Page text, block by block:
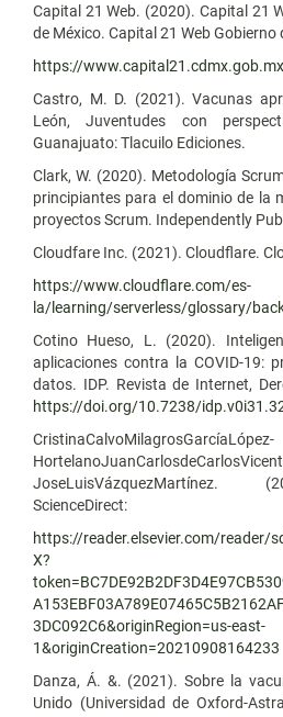
Capital 21 Web. (2020). Capital 21
de México. Capital 21 Web Gobierno
https://
Castro, M. D. (2021). Vacunas
León, Juventudes con
Guanajuato: Tlacuilo Ediciones.
Clark, W. (2020). Metodología
principiantes para el dominio de la
proyectos Scrum. ‎Independently
Cloudfare Inc. (2021). Cloudflare.
https://www.cloudflare.com/es-
la/learning/serverless/glossary/
Cotino Hueso, L. (2020).
aplicaciones contra la COVID-19:
datos. IDP. Revista de Internet,
https://doi.org/10.7238/
CristinaCalvoMilagrosGarcíaLópez-
JoseLuisVázquezMartínez.
ScienceDirect:
https://reader.elsevier.com/reader/
X?
3DC092C6&originRegion=us-east-
1&originCreation=20210908164233
Danza, Á. &. (2021). Sobre la
Unido (Universidad de Oxford-